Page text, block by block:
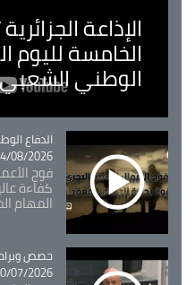
الإذاعة
الخامسة لليوم
الوطني الشعبي
Catégorie
الدفاع
04/08/2026 - 12:10
فوج
كفاءة
المهام
Catégorie
حصص وبرامج
30/07/2026 - 09:49